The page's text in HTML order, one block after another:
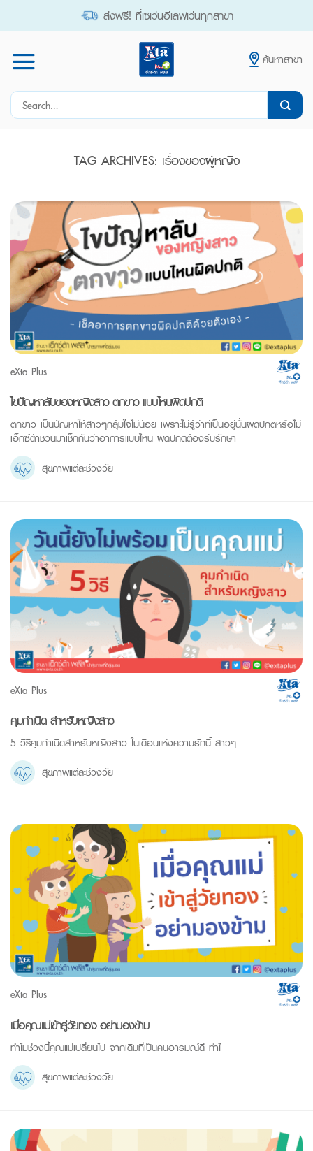
ส่งฟรี! ที่เซเว่นอีเลฟเว่นทุกสาขา
ค้นหาสาขา
Search
TAG ARCHIVES: เรื่องของผู้หญิง
eXta Plus
ไขปัญหาลับของหญิงสาว ตกขาว แบบไหนผิดปกติ
ตกขาว เป็นปัญหาให้สาวๆกลุ้มใจไม่น้อย เพราะไม่รู้ว่าที่เป็นอยู่นั้นผิดปกติหรือไม่
เอ็กซ์ต้าชวนมาเช็กกันว่าอาการแบบไหน ผิดปกติต้องรีบรักษา
สุขภาพแต่ละช่วงวัย
eXta Plus
คุมกำเนิด สำหรับหญิงสาว
5 วิธีคุมกำเนิดสำหรับหญิงสาว ในเดือนแห่งความรักนี้ สาวๆ
สุขภาพแต่ละช่วงวัย
eXta Plus
เมื่อคุณแม่เข้าสู่วัยทอง อย่ามองข้าม
ทำไมช่วงนี้คุณแม่เปลี่ยนไป จากเดิมที่เป็นคนอารมณ์ดี ทำไ
สุขภาพแต่ละช่วงวัย